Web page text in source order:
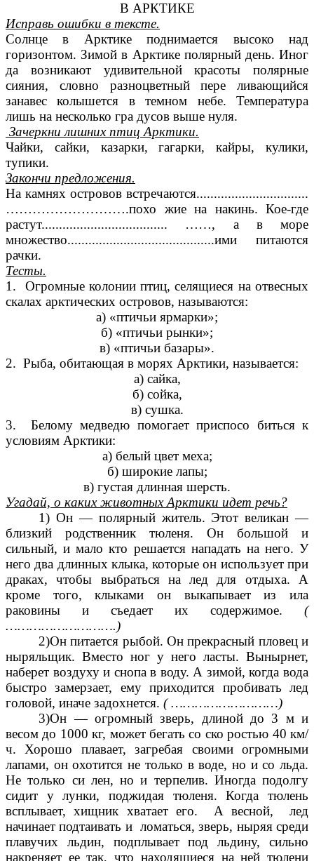
В АРКТИКЕ
Исправь ошибки в тексте.
Солнце в Арктике поднимается высоко над
горизонтом. Зимой в Арктике полярный день. Иног
да возникают удивительной красоты полярные
сияния, словно разноцветный пере ливающийся
занавес колышется в темном небе. Температура
лишь на несколько гра дусов выше нуля.
Зачеркни лишних птиц Арктики.
Чайки, сайки, казарки, гагарки, кайры,
кулики,
тупики.
Закончи предложения.
Нa камнях оcтровов встречаются................................
……………………….похо жие на накинь. Кое-где
растут.................................... ……, а в море
множество..........................................ими питаются
рачки.
Тесты.
1. Огромные колонии птиц, селящиеся на отвесных
скалах арктических островов, называются:
а) «птичьи ярмарки»;
б) «птичьи рынки»;
в) «птичьи базары».
2. Рыба, обитающая в морях Арктики, называется:
а) сайка,
б) сойка,
в) сушка.
3. Белому медведю помогает приспосо биться к
условиям Арктики:
а) белый цвет меха;
б) широкие лапы;
в) густая длинная шерсть.
Угадай, о каких животных Арктики идет речь?
1) Он — полярный житель. Этот великан —
близкий родственник тюленя. Он большой и
сильный, и мало кто решается нападать на него. У
него два длинных клыка, которые он использует при
драках, чтобы выбраться на лед для отдыха. А
кроме того, клыками он выкапывает из ила
раковины и съедает их содержимое. (
……………………….)
2)Он питается рыбой. Он прекрасный пловец и
ныряльщик. Вместо ног у него ласты. Вынырнет,
наберет воздуху и снопа в воду. А зимой, когда вода
быстро замерзает, ему приходится пробивать лед
головой, иначе задохнется. ( ………………………)
3)Он — огромный зверь, длиной до 3 м и
весом до 1000 кг, может бегать со ско ростью 40 км/
ч. Хорошо плавает, загребая своими огромными
лапами, он охотится не только в воде, но и со льда.
Не только си лен, но и терпелив. Иногда подолгу
сидит у лунки, поджидая тюленя. Когда тюлень
всплывает, хищник хватает его. А весной, лед
начинает подтаивать и ломаться, зверь, ныряя среди
плавучих льдин, подплывает под льдину, сильно
накреняет ее так, что находящиеся на ней тюлени